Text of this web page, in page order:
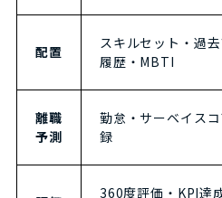
配置
スキルセット・過
履歴・MBTI
離職
予測
勤怠・サーベイス
録
360度評価・KPI達